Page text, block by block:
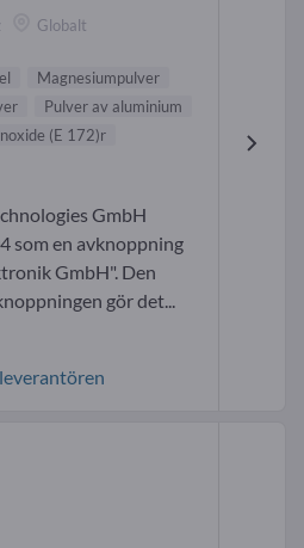
Globalt
Magnesiumpulver
Pulver av aluminium
(E 172)r
GmbH
som en avknoppning
GmbH". Den
gör det...